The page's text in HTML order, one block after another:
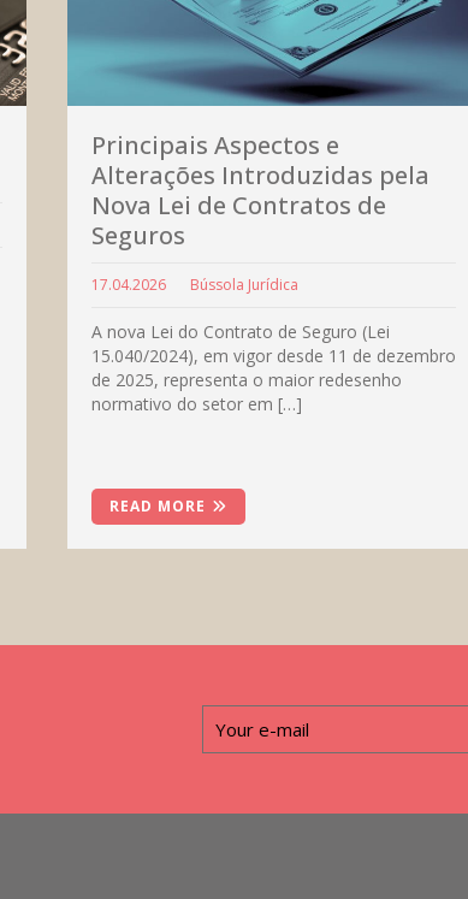
Principais Aspectos e
Alterações Introduzidas pela
Nova Lei de Contratos de
Seguros
17.04.2026 Bússola Jurídica
A nova Lei do Contrato de Seguro (Lei
15.040/2024), em vigor desde 11 de dezembro
de 2025, representa o maior redesenho
normativo do setor em […]
READ MORE